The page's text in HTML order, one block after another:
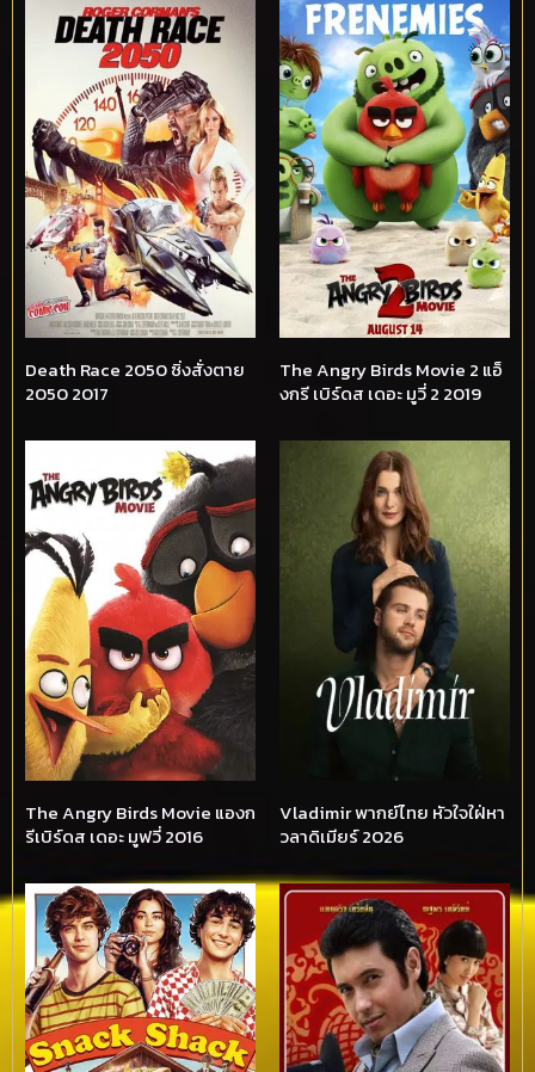
Death Race 2050 ซิ่งสั่งตาย
2050 2017
The Angry Birds Movie 2 แอ็
งกรี เบิร์ดส เดอะ มูวี่ 2 2019
The Angry Birds Movie แองก
รีเบิร์ดส เดอะ มูฟวี่ 2016
Vladimir พากย์ไทย หัวใจใฝ่หา
วลาดิเมียร์ 2026